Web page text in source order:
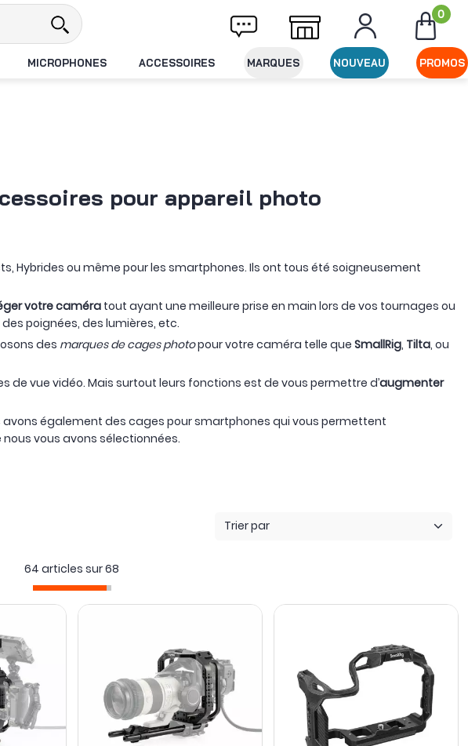
Livraison offerte dès 49€ d'achat Expédition
0
MICROPHONES ACCESSOIRES MARQUES NOUVEAU PROMOS
pour appareil photo
Hybrides ou même pour les smartphones. Ils ont tous été soigneusement
votre caméra tout ayant une meilleure prise en main lors de vos tournages ou
poignées, des lumières, etc.
des marques de cages photopour votre caméra telle que SmallRig, Tilta, ou
de vue vidéo. Mais surtout leurs fonctions est de vous permettre d’augmenter
également des cages pour smartphones qui vous permettent
vous avons sélectionnées.
Trier par
64 articles sur68